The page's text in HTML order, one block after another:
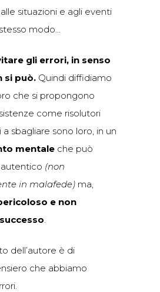
situazioni e agli eventi
modo…
gli errori, in senso
si può. Quindi diffidiamo
che si propongono
come risolutori
a sbagliare sono loro, in un
mentale che può
(non
in malafede) ma,
e non
.
dell’autore è di
che abbiamo